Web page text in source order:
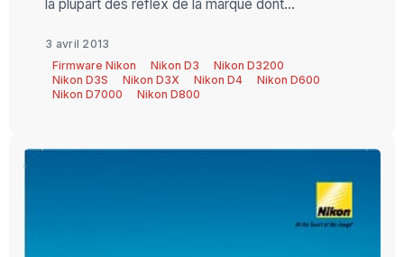
la plupart des reflex de la marque dont...
3 avril 2013
Firmware Nikon
Nikon D3
Nikon D3200
Nikon D3S
Nikon D3X Nikon D4
Nikon D600
Nikon D7000
Nikon D800